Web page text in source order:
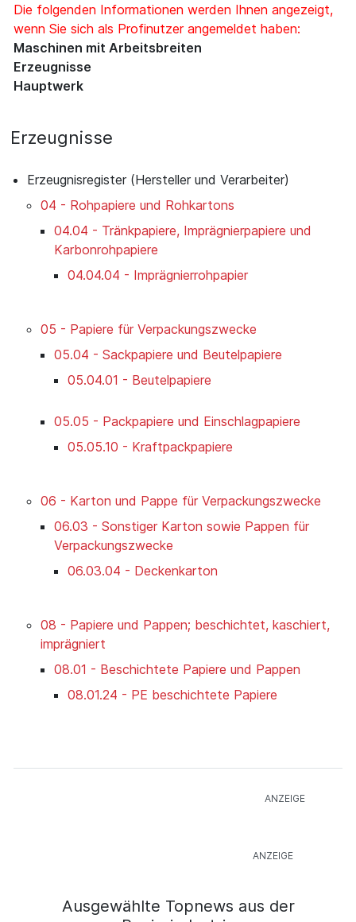
Die folgenden Informationen werden Ihnen angezeigt,
wenn Sie sich als Profinutzer angemeldet haben:
Maschinen mit Arbeitsbreiten
Erzeugnisse
Hauptwerk
Erzeugnisse
Erzeugnisregister (Hersteller und Verarbeiter)
04 - Rohpapiere und Rohkartons
04.04 - Tränkpapiere, Imprägnierpapiere und
Karbonrohpapiere
04.04.04 - Imprägnierrohpapier
05 - Papiere für Verpackungszwecke
05.04 - Sackpapiere und Beutelpapiere
05.04.01 - Beutelpapiere
05.05 - Packpapiere und Einschlagpapiere
05.05.10 - Kraftpackpapiere
06 - Karton und Pappe für Verpackungszwecke
06.03 - Sonstiger Karton sowie Pappen für
Verpackungszwecke
06.03.04 - Deckenkarton
08 - Papiere und Pappen; beschichtet, kaschiert,
imprägniert
08.01 - Beschichtete Papiere und Pappen
08.01.24 - PE beschichtete Papiere
Ausgewählte Topnews aus der